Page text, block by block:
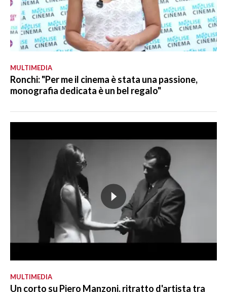
MULTIMEDIA
Ronchi: "Per me il cinema è stata una passione,
monografia dedicata è un bel regalo"
MULTIMEDIA
Un corto su Piero Manzoni, ritratto d'artista tra